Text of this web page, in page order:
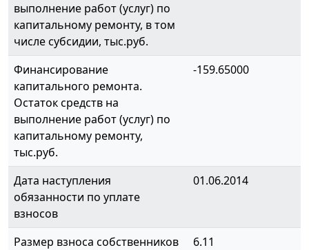
выполнение работ (услуг) по
капитальному ремонту, в том
числе субсидии, тыс.руб.
Финансирование
капитального ремонта.
Остаток средств на
выполнение работ (услуг) по
капитальному ремонту,
тыс.руб.
-159.65000
Дата наступления
обязанности по уплате
взносов
01.06.2014
Размер взноса собственников
6.11